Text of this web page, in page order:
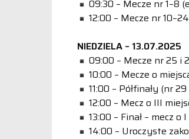
09:30 – Mecze nr 1–8
12:00 – Mecze nr 10–24
NIEDZIELA – 13.07.2025
09:00 – Mecze nr 25 i
10:00 – Mecze o
11:00 – Półfinały (nr
12:00 – Mecz o III
13:00 – Finał – mecz o
14:00 – Uroczyste